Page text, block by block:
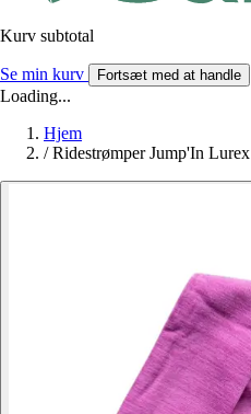
Kurv subtotal
Se min kurv Fortsæt med at handle
Loading...
Hjem
/ Ridestrømper Jump'In Lurex